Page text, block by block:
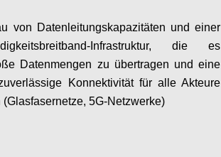
von Datenleitungskapazitäten und einer
Infrastruktur, die es
Datenmengen zu übertragen und eine
Konnektivität für alle Akteure
5G-Netzwerke)